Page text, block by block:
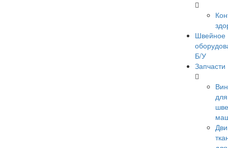
Швейное
Б/У
Запчасти
для